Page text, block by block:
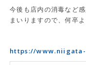
今後も店内の消毒など
まいりますので、何卒
https://